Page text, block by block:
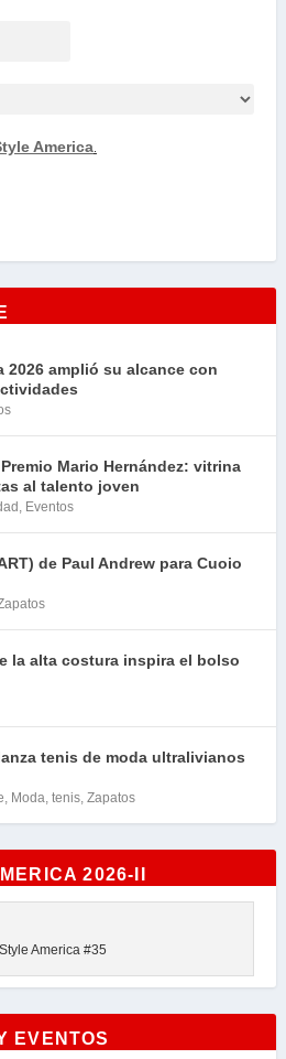
America.
2026 amplió su alcance con
Mario Hernández: vitrina
al talento joven
, Eventos
de Paul Andrew para Cuoio
la alta costura inspira el bolso
tenis de moda ultralivianos
, Moda, tenis, Zapatos
2026-II
America #35
EVENTOS